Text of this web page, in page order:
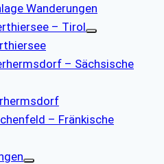
Wanderungen
– Tirol
– Sächsische
– Fränkische